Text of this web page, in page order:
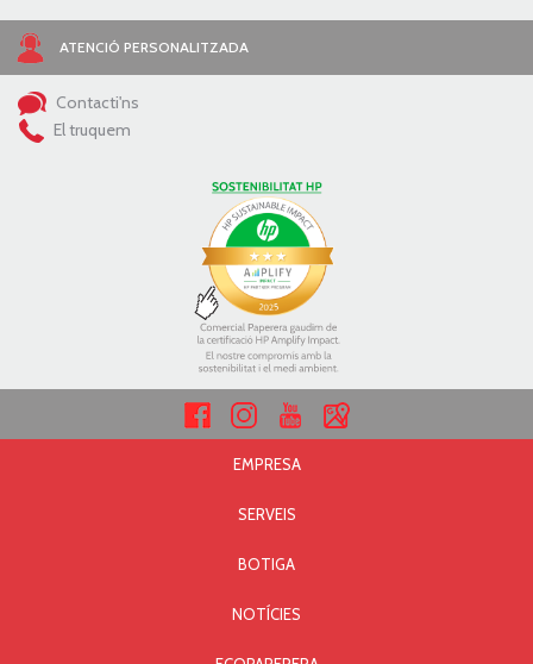
ATENCIÓ PERSONALITZADA
Contacti'ns
El truquem
EMPRESA
SERVEIS
BOTIGA
NOTÍCIES